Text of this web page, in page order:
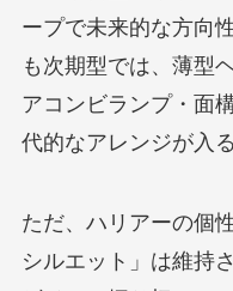
ープで未来的な方向
も次期型では、薄型
アコンビランプ・面
代的なアレンジが入
ただ、ハリアーの個
シルエット」は維持